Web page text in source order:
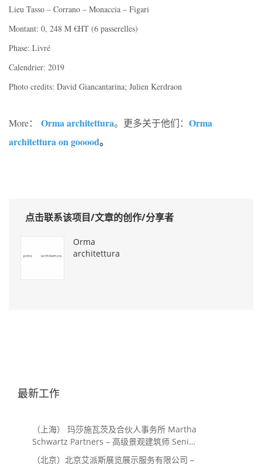
Lieu Tasso – Corrano – Monaccia – Figari
Montant: 0, 248 M €HT (6 passerelles)
Phase: Livré
Calendrier: 2019
Photo credits: David Giancantarina; Julien Kerdraon
More： Orma architettura。更多关于他们： Orma
architettura on gooood。
点击联系该项目/文章的创作/分享者
Orma
architettura
最新工作
（上海） 玛莎施瓦茨及合伙人事务所 Martha
Schwartz Partners – 高级景观建筑师 Senior
Landscape Designer / 景观建筑师
（北京）北京艾派斯展览展示服务有限公司 –